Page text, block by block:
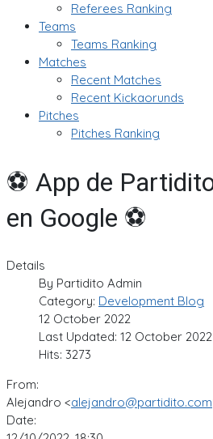
Referees Ranking
Teams
Teams Ranking
Matches
Recent Matches
Recent Kickaorunds
Pitches
Pitches Ranking
⚽ App de
en Google ⚽
Details
By Partidito Admin
Category: Development Blog
12 October 2022
Last Updated: 12 October 2022
Hits: 3273
From:
Alejandro <alejandro@partidito.com
Date: